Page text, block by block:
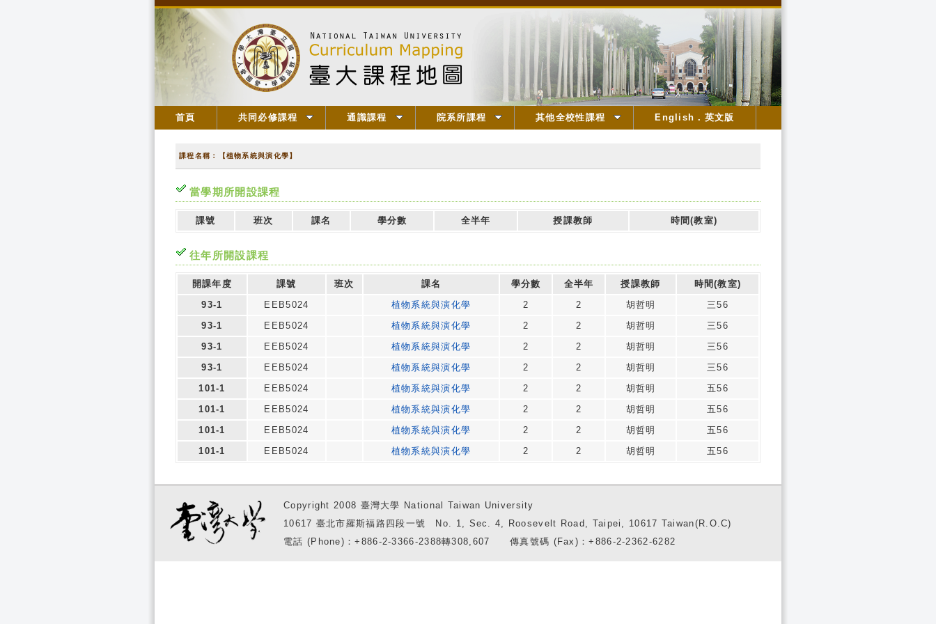
首頁 共同必修課程 通識課程 院系所課程 其他全校性課程 English．英文版
課程名稱：【植物系統與演化學】
當學期所開設課程
課號 班次 課名 學分數 全半年 授課教師 時間(教室)
往年所開設課程
開課年度 課號 班次 課名 學分數 全半年 授課教師
時間(教室)
93-1
EEB5024 植物系統與演化學 2 2 胡哲明
三56
93-1
EEB5024 植物系統與演化學 2 2 胡哲明
三56
93-1
EEB5024 植物系統與演化學 2 2 胡哲明
三56
93-1
EEB5024 植物系統與演化學 2 2 胡哲明
三56
101-1
EEB5024 植物系統與演化學 2 2 胡哲明
五56
101-1
EEB5024 植物系統與演化學 2 2 胡哲明
五56
101-1
EEB5024 植物系統與演化學 2 2 胡哲明
五56
101-1
EEB5024 植物系統與演化學 2 2 胡哲明 五56
Copyright 2008 臺灣大學 National Taiwan University
10617 臺北市羅斯福路四段一號 No. 1, Sec. 4, Roosevelt Road, Taipei, 10617 Taiwan(R.O.C)
電話 (Phone)：+886-2-3366-2388轉308,607 傳真號碼 (Fax)：+886-2-2362-6282